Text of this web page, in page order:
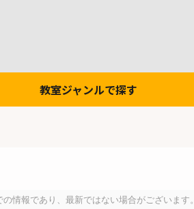
教室ジャンルで探す
情報であり、最新ではない場合がございます。